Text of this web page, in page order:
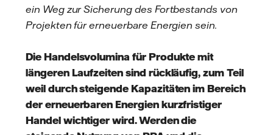
ein Weg zur Sicherung des Fortbestands von
Projekten für erneuerbare Energien sein.
Die Handelsvolumina für Produkte mit
längeren Laufzeiten sind rückläufig, zum Teil
weil durch steigende Kapazitäten im Bereich
der erneuerbaren Energien kurzfristiger
Handel wichtiger wird. Werden die